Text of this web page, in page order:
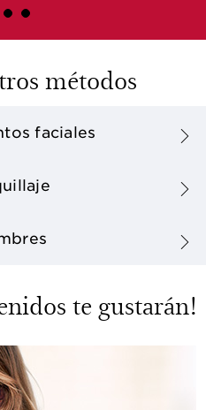
métodos
faciales
te gustarán!